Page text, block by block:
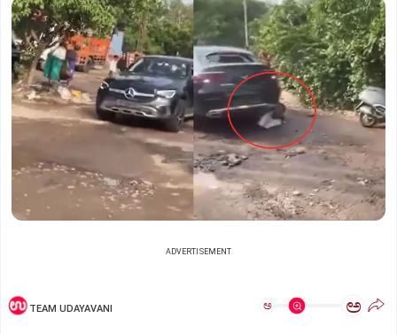
ADVERTISEMENT
TEAM UDAYAVANI ಅ ಅ